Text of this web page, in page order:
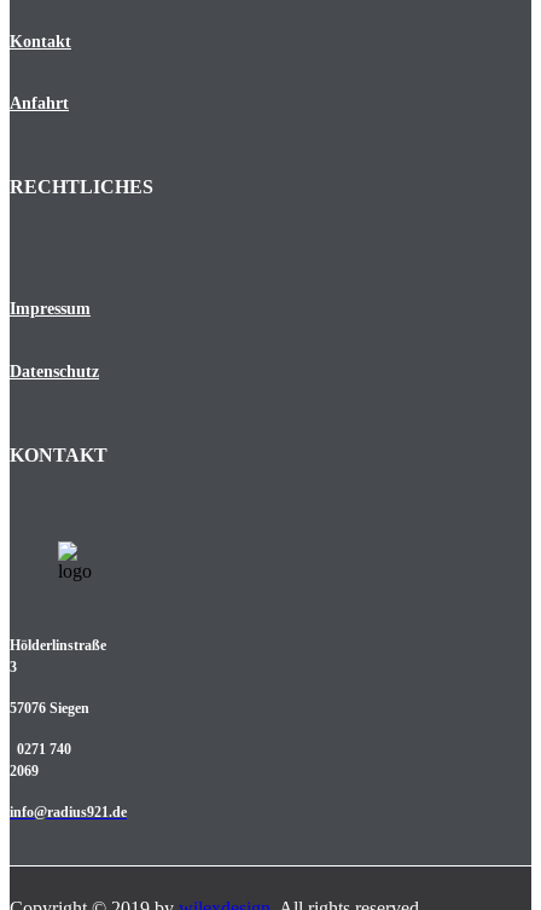
Kontakt
Anfahrt
RECHTLICHES
Impressum
Datenschutz
KONTAKT
Hölderlinstraße
3
57076 Siegen
0271 740
2069
info@radius921.de